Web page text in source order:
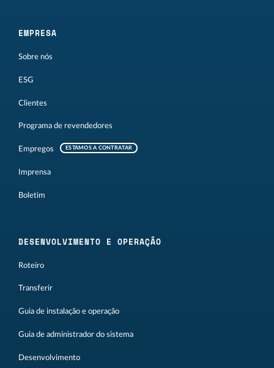
EMPRESA
Sobre nós
ESG
Clientes
Programa de revendedores
Empregos ESTAMOS A CONTRATAR
Imprensa
Boletim
DESENVOLVIMENTO E OPERAÇÃO
Roteiro
Transferir
Guia de instalação e operação
Guia de administrador do sistema
Desenvolvimento